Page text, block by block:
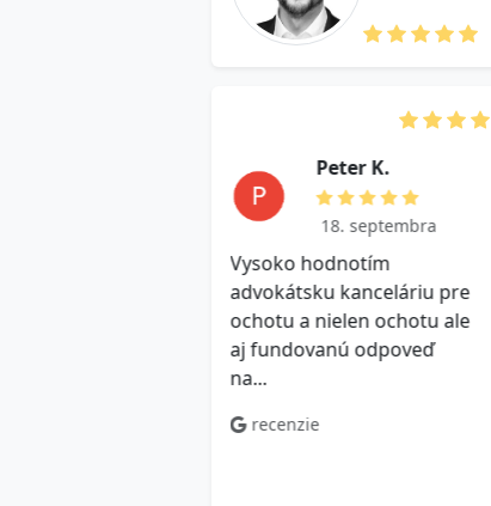
P e t e r K.
18. septembra
Vysoko hodnotím
advokátsku kanceláriu pre
ochotu a nielen ochotu ale
aj fundovanú odpoveď
na...
recenzie